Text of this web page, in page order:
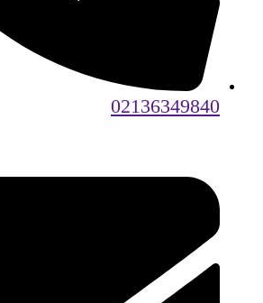
02136349840